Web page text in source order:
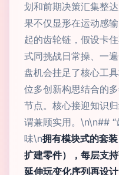
划和前期决策汇集整
果不仅显形在运动感
起的齿轮链，假设卡
式同挑战日常操、一
盘机会挂足了核心工
位多创新构思结合的
节点。核心接迎知识
谓兼顾实用。\n\n## “
味\n拥有模块式的套
扩建零件），每层支
延伸玩变化序列再设计